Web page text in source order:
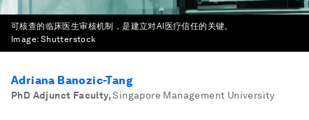
可核查的临床医生审核机制，是建立对AI医疗信任的关键。
Image: Shutterstock
Adriana Banozic-Tang
PhD Adjunct Faculty, Singapore Management University